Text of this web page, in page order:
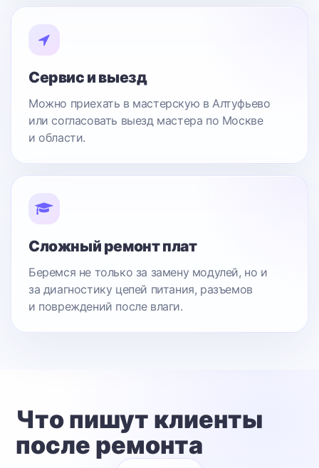
Сервис и выезд
Можно приехать в мастерскую в Алтуфьево
или согласовать выезд мастера по Москве
и области.
Сложный ремонт плат
Беремся не только за замену модулей, но и
за диагностику цепей питания, разъемов
и повреждений после влаги.
Что пишут клиенты
после ремонта